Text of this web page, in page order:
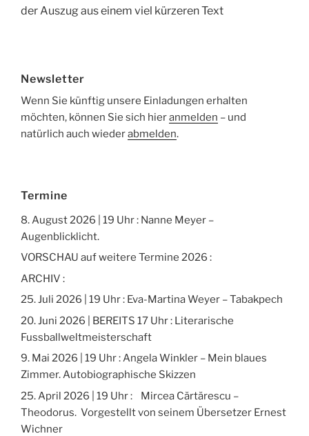
Beitrag
der Auszug aus einem viel kürzeren Text
Newsletter
Wenn Sie künftig unsere Einladungen erhalten
möchten, können Sie sich hieranmelden – und
natürlich auch wiederabmelden.
Termine
8. August 2026 | 19 Uhr : Nanne Meyer –
Augenblicklicht.
VORSCHAU auf weitere Termine 2026 :
ARCHIV :
25. Juli 2026 | 19 Uhr : Eva-Martina Weyer – Tabakpech
20. Juni 2026 | BEREITS 17 Uhr : Literarische
Fussballweltmeisterschaft
9. Mai 2026 | 19 Uhr : Angela Winkler – Mein blaues
Zimmer. Autobiographische Skizzen
25. April 2026 | 19 Uhr : Mircea Cărtărescu –
Theodorus. Vorgestellt von seinem Übersetzer Ernest
Wichner